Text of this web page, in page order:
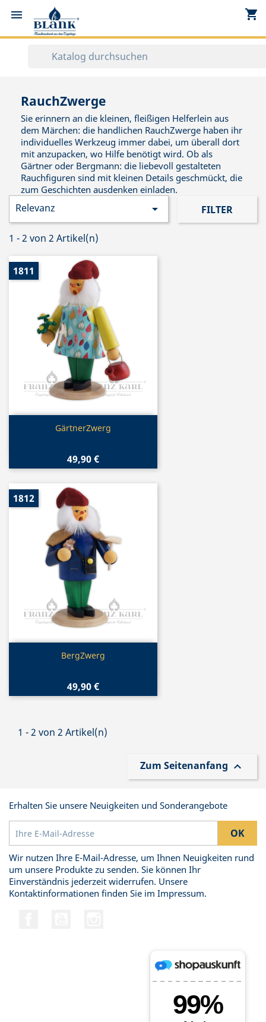
 shopping_cart
RauchZwerge
Sie erinnern an die kleinen, fleißigen Helferlein aus
dem Märchen: die handlichen RauchZwerge haben ihr
individuelles Werkzeug immer dabei, um überall dort
mit anzupacken, wo Hilfe benötigt wird. Ob als
Gärtner oder Bergmann: die liebevoll gestalteten
Rauchfiguren sind mit kleinen Details geschmückt, die
zum Geschichten ausdenken einladen.
Relevanz  FILTER
1 - 2 von 2 Artikel(n)
Vorschau
GärtnerZwerg
49,90 €
1811
Vorschau
BergZwerg
49,90 €
1812
1 - 2 von 2 Artikel(n)
Zum Seitenanfang 
Erhalten Sie unsere Neuigkeiten und Sonderangebote
Wir nutzen Ihre E-Mail-Adresse, um Ihnen Neuigkeiten rund
um unsere Produkte zu senden. Sie können Ihr
Einverständnis jederzeit widerrufen. Unsere
Kontaktinformationen finden Sie im Impressum.